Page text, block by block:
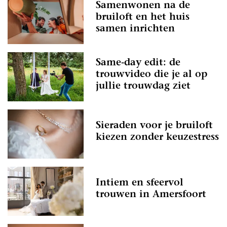
Samenwonen na de
bruiloft en het huis
samen inrichten
Same-day edit: de
trouwvideo die je al op
jullie trouwdag ziet
Sieraden voor je bruiloft
kiezen zonder keuzestress
Intiem en sfeervol
trouwen in Amersfoort